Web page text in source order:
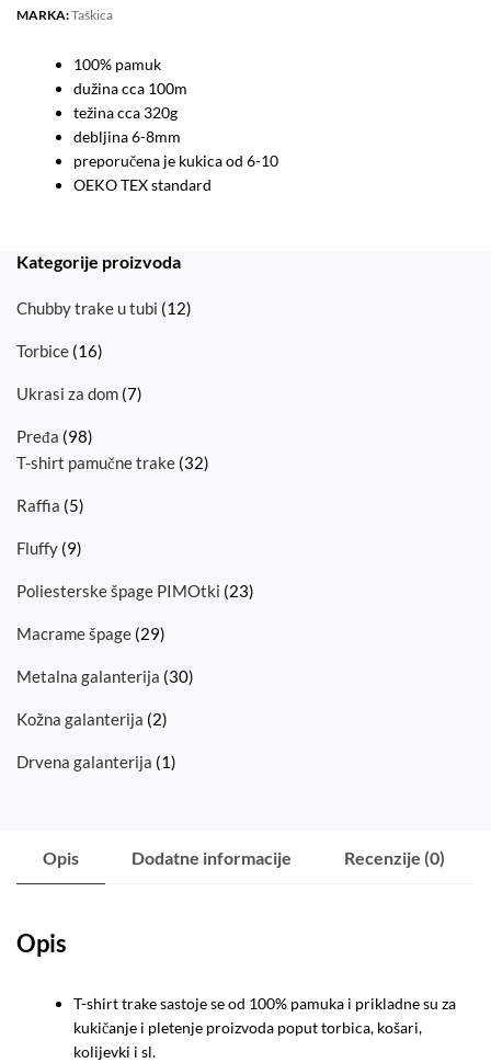
MARKA:Taškica
100% pamuk
dužina cca 100m
težina cca 320g
debljina 6-8mm
preporučena je kukica od 6-10
OEKO TEX standard
Kategorije proizvoda
Chubby trake u tubi (12)
Torbice (16)
Ukrasi za dom (7)
Pređa (98)
T-shirt pamučne trake (32)
Raffia (5)
Fluffy (9)
Poliesterske špage PIMOtki (23)
Macrame špage (29)
Metalna galanterija (30)
Kožna galanterija (2)
Drvena galanterija (1)
Opis Dodatne informacije Recenzije (0)
Opis
T-shirt trake sastoje se od 100% pamuka i prikladne su za
kukičanje i pletenje proizvoda poput torbica, košari,
kolijevki i sl.